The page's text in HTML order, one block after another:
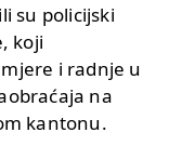
su policijski
koji
i radnje u
na
kantonu.